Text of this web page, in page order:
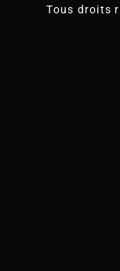
Tous droits